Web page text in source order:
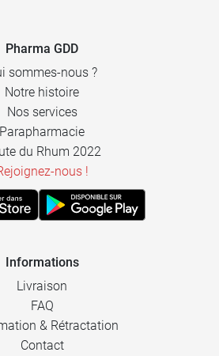
Pharma GDD
sommes-nous ?
Notre histoire
Nos services
Parapharmacie
du Rhum 2022
nous !
Informations
Livraison
FAQ
& Rétractation
Contact